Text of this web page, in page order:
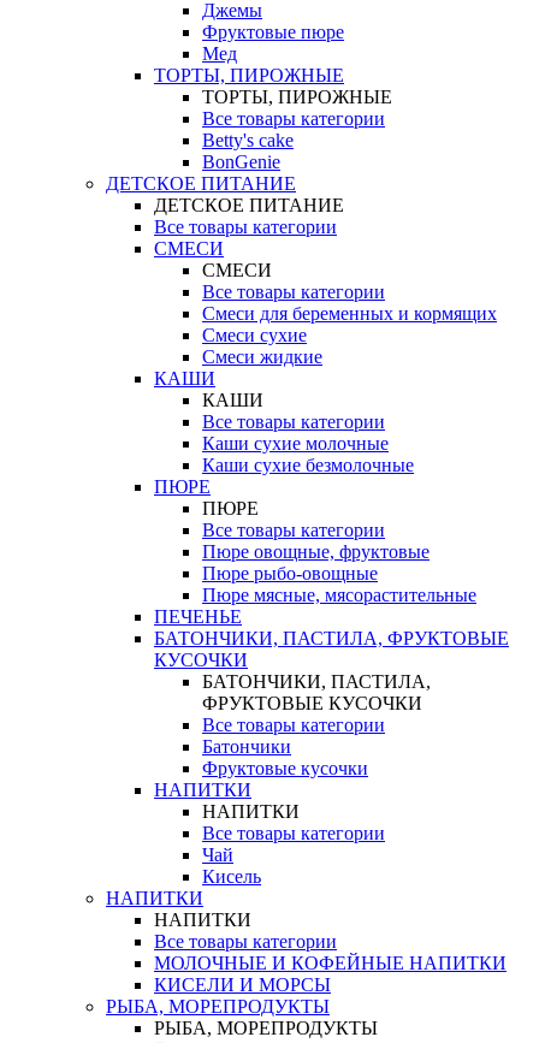
Джемы
Фруктовые пюре
Мед
ТОРТЫ, ПИРОЖНЫЕ
ТОРТЫ, ПИРОЖНЫЕ
Все товары категории
Betty's cake
BonGenie
ДЕТСКОЕ ПИТАНИЕ
ДЕТСКОЕ ПИТАНИЕ
Все товары категории
СМЕСИ
СМЕСИ
Все товары категории
Смеси для беременных и кормящих
Смеси сухие
Смеси жидкие
КАШИ
КАШИ
Все товары категории
Каши сухие молочные
Каши сухие безмолочные
ПЮРЕ
ПЮРЕ
Все товары категории
Пюре овощные, фруктовые
Пюре рыбо-овощные
Пюре мясные, мясорастительные
ПЕЧЕНЬЕ
БАТОНЧИКИ, ПАСТИЛА, ФРУКТОВЫЕ
КУСОЧКИ
БАТОНЧИКИ, ПАСТИЛА,
ФРУКТОВЫЕ КУСОЧКИ
Все товары категории
Батончики
Фруктовые кусочки
НАПИТКИ
НАПИТКИ
Все товары категории
Чай
Кисель
НАПИТКИ
НАПИТКИ
Все товары категории
МОЛОЧНЫЕ И КОФЕЙНЫЕ НАПИТКИ
КИСЕЛИ И МОРСЫ
РЫБА, МОРЕПРОДУКТЫ
РЫБА, МОРЕПРОДУКТЫ